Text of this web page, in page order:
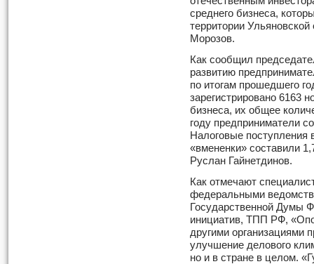
среднего бизнеса,
территории
Морозов.
Как сообщил
развитию
по итогам прошедшего
зарегистрировано 6163
бизнеса, их общее
году предприниматели
Налоговые поступления
«вмененки» составили
Руслан Гайнетдинов.
Как отмечают
федеральными
Государственной Думы
инициатив, ТПП РФ,
другими организациями
улучшение делового
но и в стране в целом.